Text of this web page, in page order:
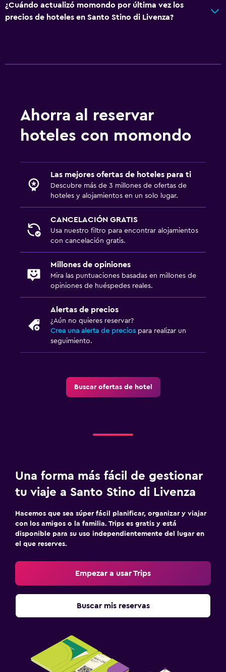
¿Cuándo actualizó momondo por última vez los
precios de hoteles en Santo Stino di Livenza?
Ahorra al reservar
hoteles con momondo
Las mejores ofertas de hoteles para ti
Descubre más de 3 millones de ofertas de
hoteles y alojamientos en un solo lugar.
CANCELACIÓN GRATIS
Usa nuestro filtro para encontrar alojamientos
con cancelación gratis.
Millones de opiniones
Mira las puntuaciones basadas en millones de
opiniones de huéspedes reales.
Alertas de precios
¿Aún no quieres reservar?
Crea una alerta de precios para realizar un
seguimiento.
Buscar ofertas de hotel
Una forma más fácil de gestionar
tu viaje a Santo Stino di Livenza
Hacemos que sea súper fácil planificar, organizar y viajar
con los amigos o la familia. Trips es gratis y está
disponible para su uso independientemente del lugar en
el que reserves.
Empezar a usar Trips
Buscar mis reservas